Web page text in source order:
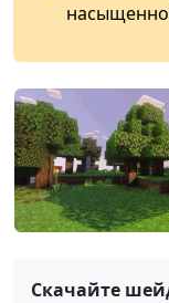
Скачайте